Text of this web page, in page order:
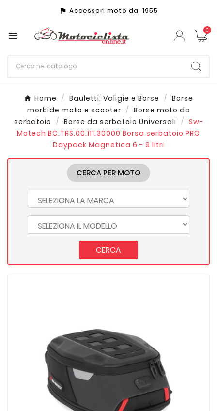
assistant_photo Accessori moto dal 1955
 0
Home Bauletti, Valigie e Borse
Borse
morbide moto e scooter
Borse moto da
serbatoio
Borse da serbatoio Universali
Sw-
Motech BC.TRS.00.111.30000 Borsa serbatoio PRO
Daypack Magnetica 6 - 9 litri
CERCA PER MOTO
CERCA